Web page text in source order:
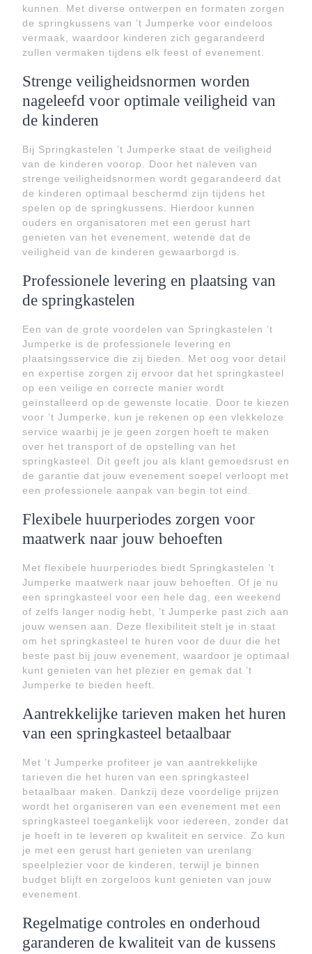
kunnen. Met diverse ontwerpen en formaten zorgen
de springkussens van ’t Jumperke voor eindeloos
vermaak, waardoor kinderen zich gegarandeerd
zullen vermaken tijdens elk feest of evenement.
Strenge veiligheidsnormen worden
nageleefd voor optimale veiligheid van
de kinderen
Bij Springkastelen ’t Jumperke staat de veiligheid
van de kinderen voorop. Door het naleven van
strenge veiligheidsnormen wordt gegarandeerd dat
de kinderen optimaal beschermd zijn tijdens het
spelen op de springkussens. Hierdoor kunnen
ouders en organisatoren met een gerust hart
genieten van het evenement, wetende dat de
veiligheid van de kinderen gewaarborgd is.
Professionele levering en plaatsing van
de springkastelen
Een van de grote voordelen van Springkastelen ’t
Jumperke is de professionele levering en
plaatsingsservice die zij bieden. Met oog voor detail
en expertise zorgen zij ervoor dat het springkasteel
op een veilige en correcte manier wordt
geïnstalleerd op de gewenste locatie. Door te kiezen
voor ’t Jumperke, kun je rekenen op een vlekkeloze
service waarbij je je geen zorgen hoeft te maken
over het transport of de opstelling van het
springkasteel. Dit geeft jou als klant gemoedsrust en
de garantie dat jouw evenement soepel verloopt met
een professionele aanpak van begin tot eind.
Flexibele huurperiodes zorgen voor
maatwerk naar jouw behoeften
Met flexibele huurperiodes biedt Springkastelen ’t
Jumperke maatwerk naar jouw behoeften. Of je nu
een springkasteel voor een hele dag, een weekend
of zelfs langer nodig hebt, ’t Jumperke past zich aan
jouw wensen aan. Deze flexibiliteit stelt je in staat
om het springkasteel te huren voor de duur die het
beste past bij jouw evenement, waardoor je optimaal
kunt genieten van het plezier en gemak dat ’t
Jumperke te bieden heeft.
Aantrekkelijke tarieven maken het huren
van een springkasteel betaalbaar
Met ’t Jumperke profiteer je van aantrekkelijke
tarieven die het huren van een springkasteel
betaalbaar maken. Dankzij deze voordelige prijzen
wordt het organiseren van een evenement met een
springkasteel toegankelijk voor iedereen, zonder dat
je hoeft in te leveren op kwaliteit en service. Zo kun
je met een gerust hart genieten van urenlang
speelplezier voor de kinderen, terwijl je binnen
budget blijft en zorgeloos kunt genieten van jouw
evenement.
Regelmatige controles en onderhoud
garanderen de kwaliteit van de kussens